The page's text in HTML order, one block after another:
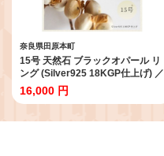
奈良県田原本町
15号 天然石 ブラックオパール リ
ング (Silver925 18KGP仕上げ) ／
おしゃれ ペアリング イエロー
Maco アクセサリー シルバー ヘア
原本町
16,000 円